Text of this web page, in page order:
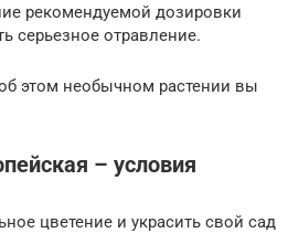
рекомендуемой дозировки
серьезное отравление.
этом необычном растении вы
– условия
цветение и украсить свой сад